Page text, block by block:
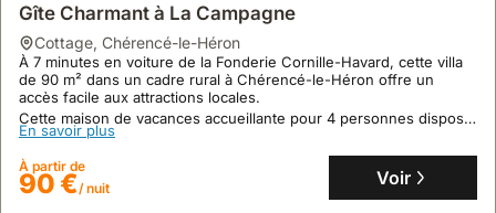
Gîte Charmant à La Campagne
cottage, Chérencé-le-Héron
À 7 minutes en voiture de la Fonderie Cornille-Havard, cette villa
de 90 m² dans un cadre rural à Chérencé-le-Héron offre un
accès facile aux attractions locales.
Cette maison de vacances accueillante pour 4 personnes dispose
d'un jacuzzi, d'une terrasse avec mobilier et d'un jardin, idéale
En savoir plus
À partir de
90 €/ nuit Voir